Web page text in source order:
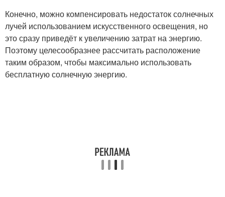
Конечно, можно компенсировать недостаток солнечных
лучей использованием искусственного освещения, но
это сразу приведёт к увеличению затрат на энергию.
Поэтому целесообразнее рассчитать расположение
таким образом, чтобы максимально использовать
бесплатную солнечную энергию.